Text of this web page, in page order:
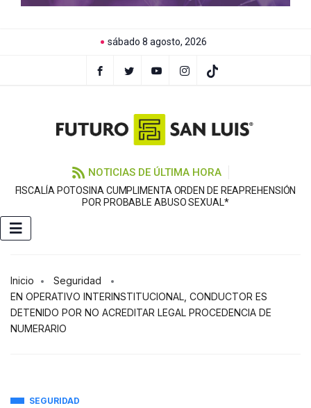
sábado 8 agosto, 2026
NOTICIAS DE ÚLTIMA HORA
FISCALÍA POTOSINA CUMPLIMENTA ORDEN DE REAPREHENSIÓN
POR PROBABLE ABUSO SEXUAL*
Inicio
Seguridad
EN OPERATIVO INTERINSTITUCIONAL, CONDUCTOR ES
DETENIDO POR NO ACREDITAR LEGAL PROCEDENCIA DE
NUMERARIO
SEGURIDAD